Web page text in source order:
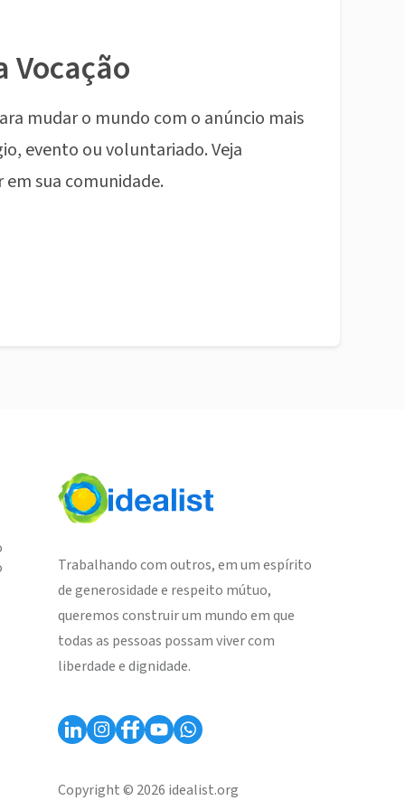
Vocação
mudar o mundo com o anúncio mais
evento ou voluntariado. Veja
sua comunidade.
Trabalhando com outros, em um espírito
de generosidade e respeito mútuo,
queremos construir um mundo em que
todas as pessoas possam viver com
liberdade e dignidade.
Copyright © 2026 idealist.org